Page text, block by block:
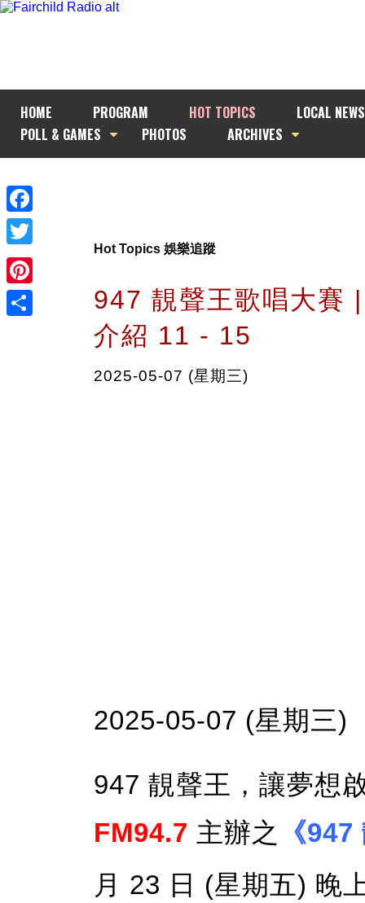
HOME PROGRAM HOT TOPICS
LOCAL NEWS
POLL & GAMES
PHOTOS ARCHIVES
Facebook
Twitter
Pinterest
Hot Topics 娛樂追蹤
947 靚聲王歌唱大賽
介紹 11 - 15
2025-05-07 (星期三)
2025-05-07 (星期三)
947 靚聲王，讓夢想
FM94.7 主辦之
《
月 23 日 (星期五) 晚